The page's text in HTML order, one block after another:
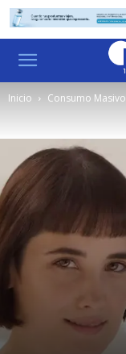
Inicio Consumo Masivo